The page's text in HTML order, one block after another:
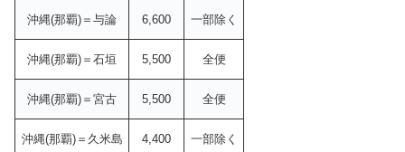
沖縄(那覇)＝与論 6,600 一部除く
沖縄(那覇)＝石垣 5,500 全便
沖縄(那覇)＝宮古 5,500 全便
沖縄(那覇)＝久米島 4,400 一部除く